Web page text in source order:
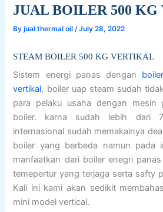
JUAL BOILER 500
Byjual thermal oil/July 28, 2022
STEAM BOILER 500 KG VERTIKAL
Sistem energi panas dengan
vertikal, boiler uap steam sudah
para pelaku usaha dengan mesin
boiler. karna sudah lebih dari
internasional sudah memakainya
boiler yang berbeda namun pada
manfaatkan dari boiler enegri
temepertur yang terjaga serta safty
Kali ini kami akan sedikit
mini model vertical.